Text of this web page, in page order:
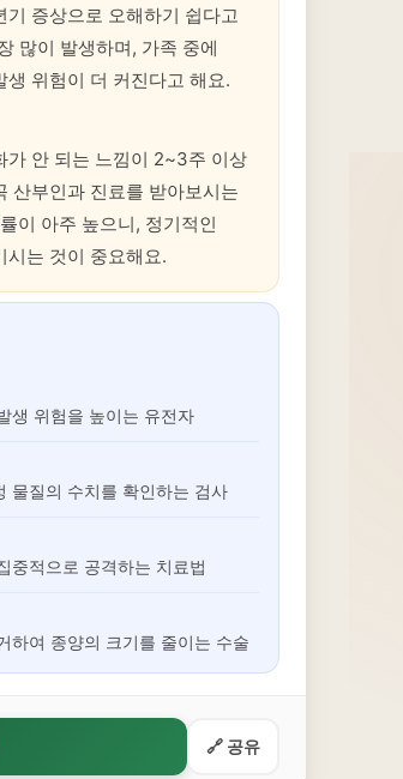
증상으로 오해하기 쉽다고
많이 발생하며, 가족 중에
위험이 더 커진다고 해요.
가 안 되는 느낌이 2~3주 이상
산부인과 진료를 받아보시는
이 아주 높으니, 정기적인
시는 것이 중요해요.
생 위험을 높이는 유전자
물질의 수치를 확인하는 검사
중적으로 공격하는 치료법
하여 종양의 크기를 줄이는 수술
🔗 공유